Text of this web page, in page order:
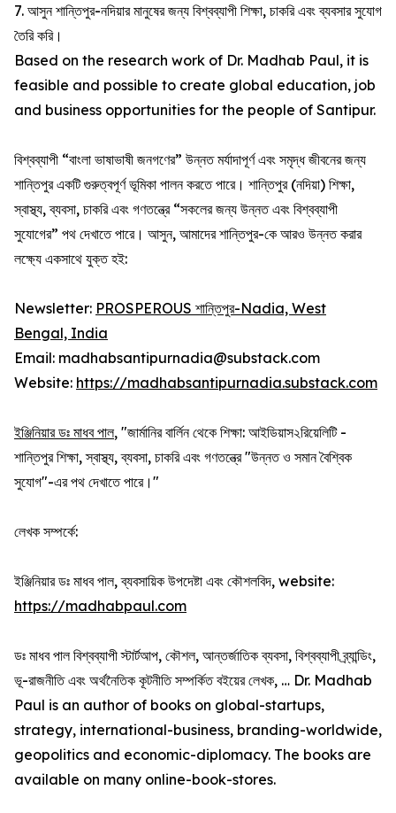
7. আসুন শান্তিপুর-নদিয়ার মানুষের জন্য বিশ্বব্যাপী শিক্ষা, চাকরি এবং ব্যবসার সুযোগ
তৈরি করি।
Based on the research work of Dr. Madhab Paul, it is
feasible and possible to create global education, job
and business opportunities for the people of Santipur.
বিশ্বব্যাপী “বাংলা ভাষাভাষী জনগণের” উন্নত মর্যাদাপূর্ণ এবং সমৃদ্ধ জীবনের জন্য
শান্তিপুর একটি গুরুত্বপূর্ণ ভূমিকা পালন করতে পারে। শান্তিপুর (নদিয়া) শিক্ষা,
স্বাস্থ্য, ব্যবসা, চাকরি এবং গণতন্ত্রে “সকলের জন্য উন্নত এবং বিশ্বব্যাপী
সুযোগের” পথ দেখাতে পারে। আসুন, আমাদের শান্তিপুর-কে আরও উন্নত করার
লক্ষ্যে একসাথে যুক্ত হই:
Newsletter: PROSPEROUS শান্তিপুর-Nadia, West
Bengal, India
Email: madhabsantipurnadia@substack.com
Website: https://madhabsantipurnadia.substack.com
ইঞ্জিনিয়ার ডঃ মাধব পাল, "জার্মানির বার্লিন থেকে শিক্ষা: আইডিয়াস২রিয়েলিটি -
শান্তিপুর শিক্ষা, স্বাস্থ্য, ব্যবসা, চাকরি এবং গণতন্ত্রে "উন্নত ও সমান বৈশ্বিক
সুযোগ"-এর পথ দেখাতে পারে।"
লেখক সম্পর্কে:
ইঞ্জিনিয়ার ডঃ মাধব পাল, ব্যবসায়িক উপদেষ্টা এবং কৌশলবিদ, website:
https://madhabpaul.com
ডঃ মাধব পাল বিশ্বব্যাপী স্টার্টআপ, কৌশল, আন্তর্জাতিক ব্যবসা, বিশ্বব্যাপী ব্র্যান্ডিং,
ভূ-রাজনীতি এবং অর্থনৈতিক কূটনীতি সম্পর্কিত বইয়ের লেখক, … Dr. Madhab
Paul is an author of books on global-startups,
strategy, international-business, branding-worldwide,
geopolitics and economic-diplomacy. The books are
available on many online-book-stores.